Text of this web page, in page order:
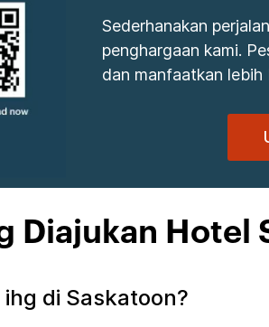
Sederhanakan
penghargaan kami.
dan manfaatkan lebih
Diajukan Hotel
di Saskatoon?